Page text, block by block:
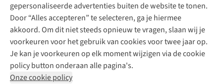
gepersonaliseerde advertenties buiten de website te tonen.
Door “Alles accepteren” te selecteren, ga je hiermee
akkoord. Om dit niet steeds opnieuw te vragen, slaan wij je
voorkeuren voor het gebruik van cookies voor twee jaar op.
Je kan je voorkeuren op elk moment wijzigen via de cookie
policy button onderaan alle pagina's.
Onze cookie policy
Disclaimer Privacy Policy
Algemene voorwaarden
Cookie Policy